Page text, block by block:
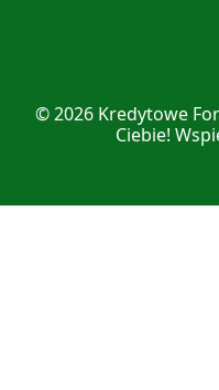
© 2026 Kredytowe
Ciebie!